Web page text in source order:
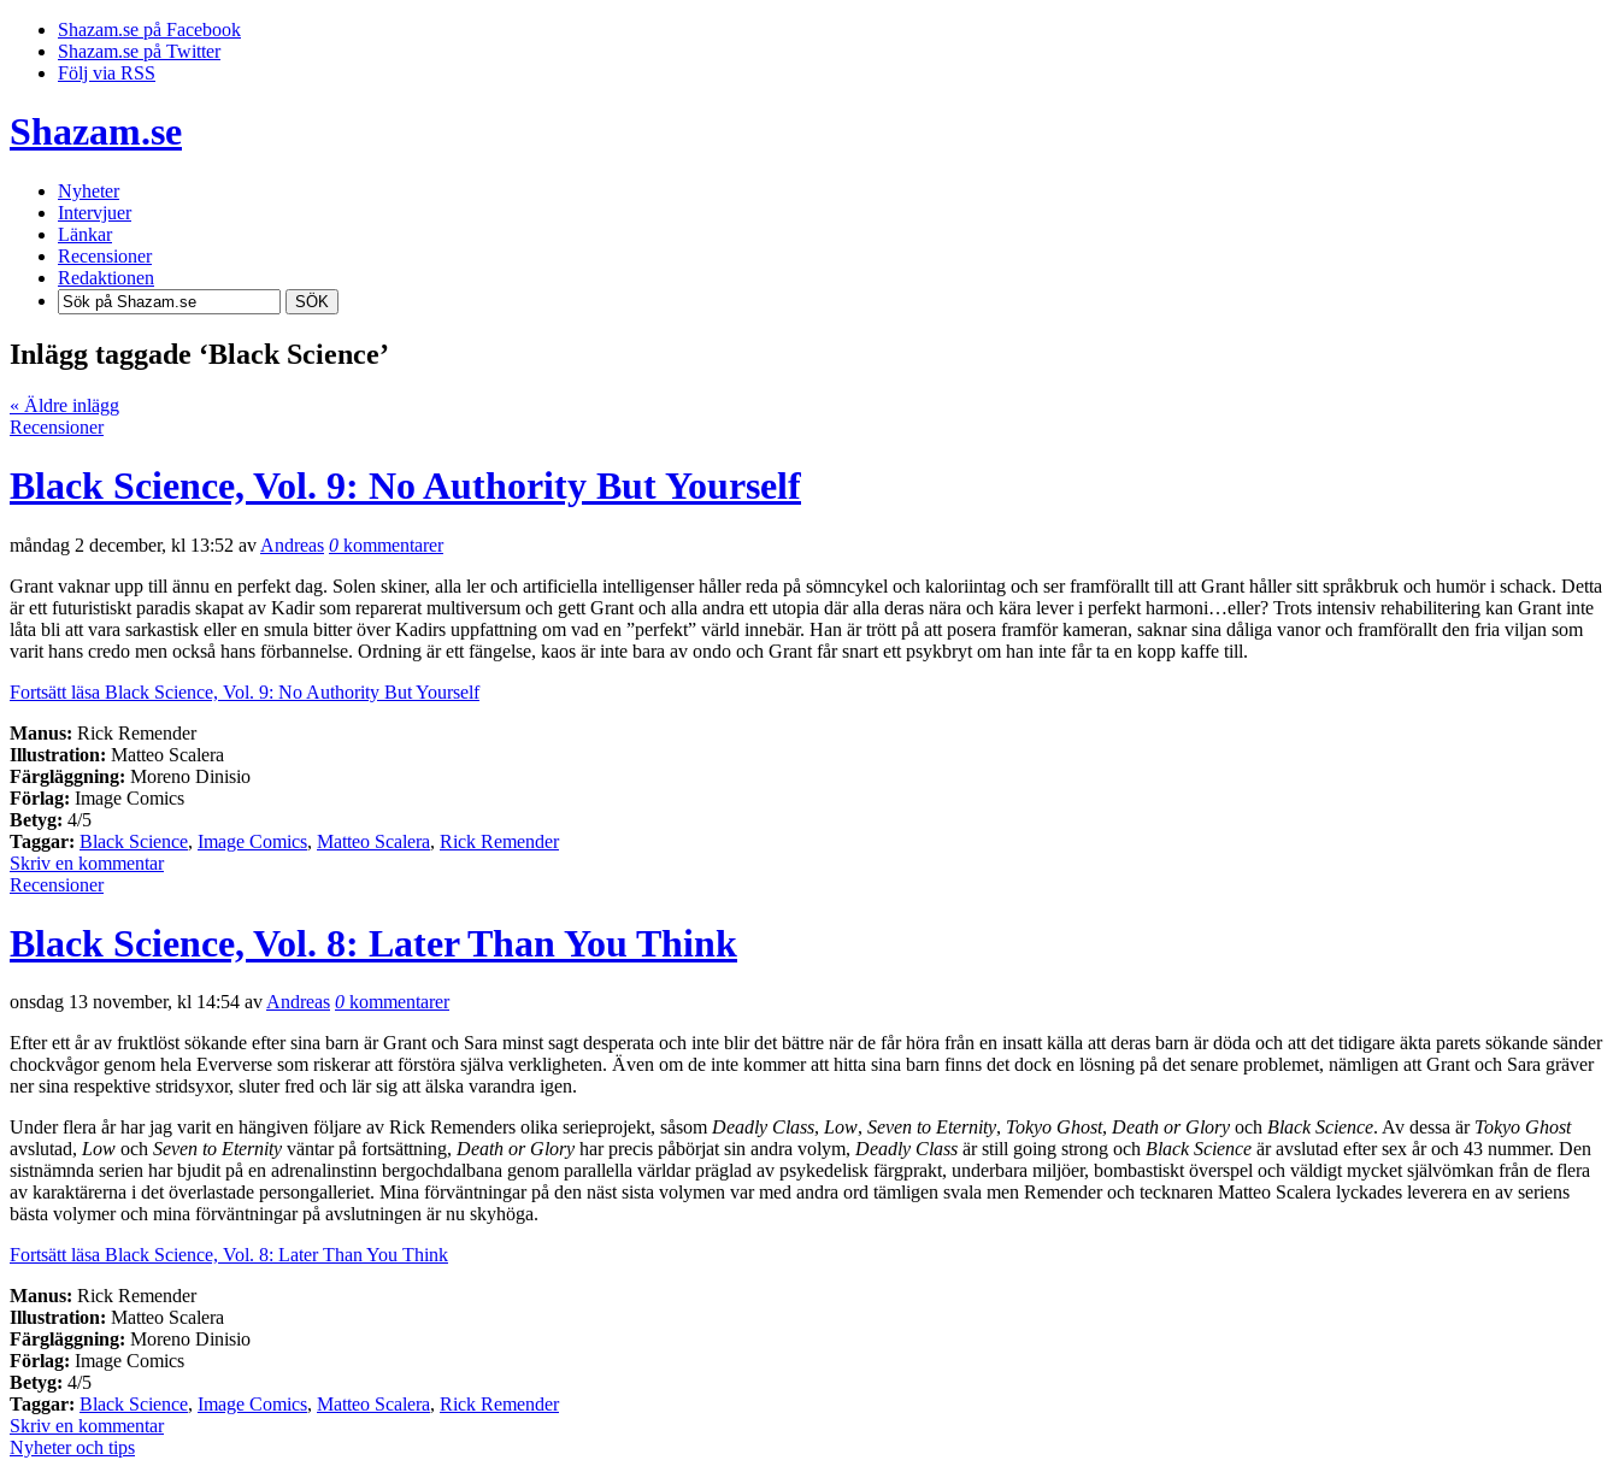
Shazam.se på Facebook
Shazam.se på Twitter
Följ via RSS
Shazam.se
Nyheter
Intervjuer
Länkar
Recensioner
Redaktionen
SÖK
Inlägg taggade ‘Black Science’
« Äldre inlägg
Recensioner
Black Science, Vol. 9: No Authority But Yourself
måndag 2 december, kl 13:52 av Andreas 0 kommentarer
Grant vaknar upp till ännu en perfekt dag. Solen skiner, alla ler och artificiella intelligenser håller reda på sömncykel och kaloriintag och ser framförallt till att Grant håller sitt språkbruk och humör i schack. Detta
är ett futuristiskt paradis skapat av Kadir som reparerat multiversum och gett Grant och alla andra ett utopia där alla deras nära och kära lever i perfekt harmoni…eller? Trots intensiv rehabilitering kan Grant inte
låta bli att vara sarkastisk eller en smula bitter över Kadirs uppfattning om vad en ”perfekt” värld innebär. Han är trött på att posera framför kameran, saknar sina dåliga vanor och framförallt den fria viljan som
varit hans credo men också hans förbannelse. Ordning är ett fängelse, kaos är inte bara av ondo och Grant får snart ett psykbryt om han inte får ta en kopp kaffe till.
Fortsätt läsa Black Science, Vol. 9: No Authority But Yourself
Manus: Rick Remender
Illustration: Matteo Scalera
Färgläggning: Moreno Dinisio
Förlag: Image Comics
Betyg: 4/5
Taggar: Black Science, Image Comics, Matteo Scalera, Rick Remender
Skriv en kommentar
Recensioner
Black Science, Vol. 8: Later Than You Think
onsdag 13 november, kl 14:54 avAndreas 0 kommentarer
Efter ett år av fruktlöst sökande efter sina barn är Grant och Sara minst sagt desperata och inte blir det bättre när de får höra från en insatt källa att deras barn är döda och att det tidigare äkta parets sökande sänder
chockvågor genom hela Eververse som riskerar att förstöra själva verkligheten. Även om de inte kommer att hitta sina barn finns det dock en lösning på det senare problemet, nämligen att Grant och Sara gräver
ner sina respektive stridsyxor, sluter fred och lär sig att älska varandra igen.
Under flera år har jag varit en hängiven följare av Rick Remenders olika serieprojekt, såsom Deadly Class, Low, Seven to Eternity, Tokyo Ghost, Death or Glory och Black Science. Av dessa är Tokyo Ghost
avslutad, Low och Seven to Eternity väntar på fortsättning, Death or Glory har precis påbörjat sin andra volym, Deadly Class är still going strong och Black Science är avslutad efter sex år och 43 nummer. Den
sistnämnda serien har bjudit på en adrenalinstinn bergochdalbana genom parallella världar präglad av psykedelisk färgprakt, underbara miljöer, bombastiskt överspel och väldigt mycket självömkan från de flera
av karaktärerna i det överlastade persongalleriet. Mina förväntningar på den näst sista volymen var med andra ord tämligen svala men Remender och tecknaren Matteo Scalera lyckades leverera en av seriens
bästa volymer och mina förväntningar på avslutningen är nu skyhöga.
Fortsätt läsa Black Science, Vol. 8: Later Than You Think
Manus: Rick Remender
Illustration: Matteo Scalera
Färgläggning: Moreno Dinisio
Förlag: Image Comics
Betyg: 4/5
Taggar: Black Science, Image Comics, Matteo Scalera, Rick Remender
Skriv en kommentar
Nyheter och tips